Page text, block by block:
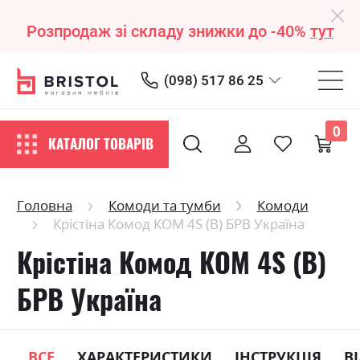
Розпродаж зі складу знижки до -40% тут
(098) 517 86 25
КАТАЛОГ ТОВАРІВ
0
Головна Комоди та тумби
Комоди
Крістіна Комод КОМ 4S (В) БРВ Україна
Крістіна Комод КОМ 4S (В)
БРВ Україна